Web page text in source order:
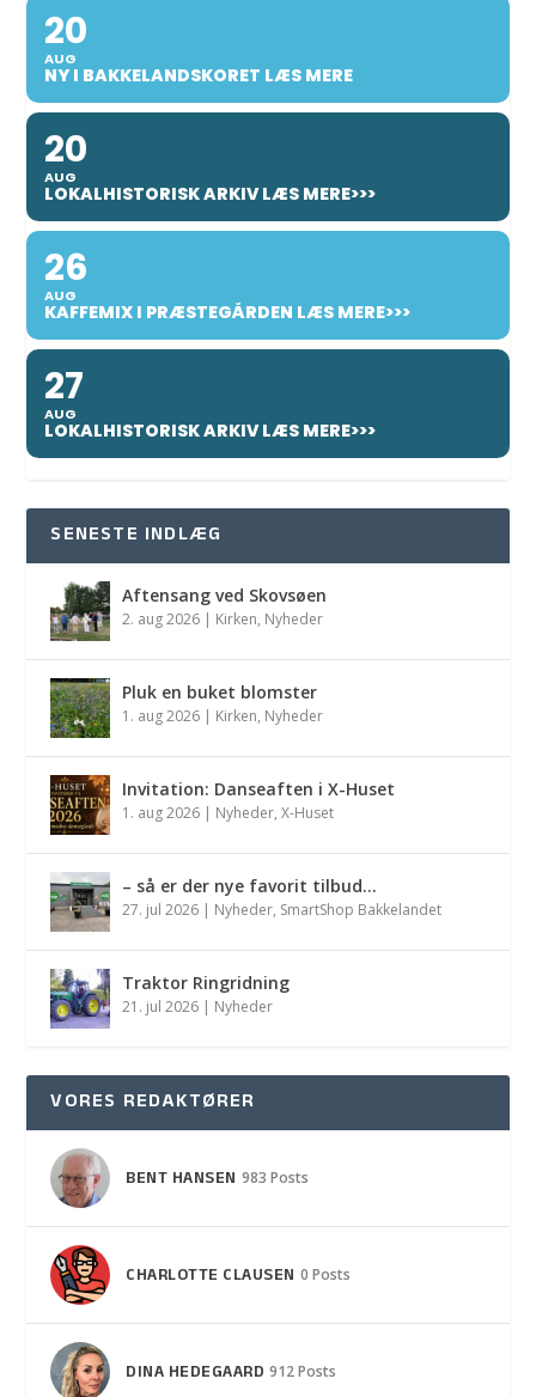
20
AUG
NY I BAKKELANDSKORET LÆS MERE
20
AUG
LOKALHISTORISK ARKIV LÆS MERE>>>
26
AUG
KAFFEMIX I PRÆSTEGÅRDEN LÆS MERE>>>
27
AUG
LOKALHISTORISK ARKIV LÆS MERE>>>
SENESTE INDLÆG
Aftensang ved Skovsøen
2. aug 2026 | Kirken, Nyheder
Pluk en buket blomster
1. aug 2026 | Kirken, Nyheder
Invitation: Danseaften i X-Huset
1. aug 2026 | Nyheder,X-Huset
– så er der nye favorit tilbud…
27. jul 2026 | Nyheder, SmartShop Bakkelandet
Traktor Ringridning
21. jul 2026 | Nyheder
VORES REDAKTØRER
BENT HANSEN 983 Posts
CHARLOTTE CLAUSEN 0 Posts
DINA HEDEGAARD 912 Posts